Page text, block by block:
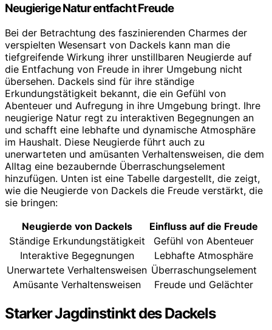
Neugierige Natur entfacht Freude
Bei der Betrachtung des faszinierenden Charmes der
verspielten Wesensart von Dackels kann man die
tiefgreifende Wirkung ihrer unstillbaren Neugierde auf
die Entfachung von Freude in ihrer Umgebung nicht
übersehen. Dackels sind für ihre ständige
Erkundungstätigkeit bekannt, die ein Gefühl von
Abenteuer und Aufregung in ihre Umgebung bringt. Ihre
neugierige Natur regt zu interaktiven Begegnungen an
und schafft eine lebhafte und dynamische Atmosphäre
im Haushalt. Diese Neugierde führt auch zu
unerwarteten und amüsanten Verhaltensweisen, die dem
Alltag eine bezaubernde Überraschungselement
hinzufügen. Unten ist eine Tabelle dargestellt, die zeigt,
wie die Neugierde von Dackels die Freude verstärkt, die
sie bringen:
Neugierde von Dackels
Einfluss auf die Freude
Ständige Erkundungstätigkeit
Gefühl von Abenteuer
Interaktive Begegnungen
Lebhafte Atmosphäre
Unerwartete Verhaltensweisen Überraschungselement
Amüsante Verhaltensweisen
Freude und Gelächter
Starker Jagdinstinkt des Dackels